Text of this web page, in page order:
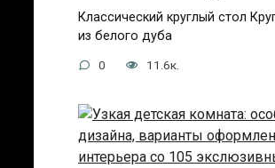
Классический круглый стол
из белого дуба
0 11.6к.